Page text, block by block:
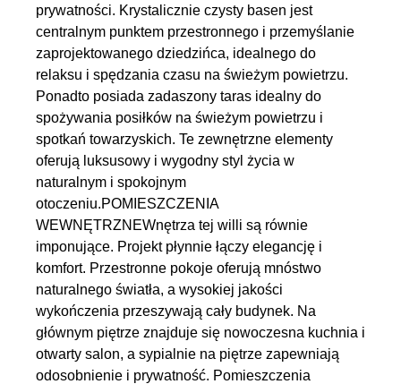
prywatności. Krystalicznie czysty basen jest
centralnym punktem przestronnego i przemyślanie
zaprojektowanego dziedzińca, idealnego do
relaksu i spędzania czasu na świeżym powietrzu.
Ponadto posiada zadaszony taras idealny do
spożywania posiłków na świeżym powietrzu i
spotkań towarzyskich. Te zewnętrzne elementy
oferują luksusowy i wygodny styl życia w
naturalnym i spokojnym
otoczeniu.POMIESZCZENIA
WEWNĘTRZNEWnętrza tej willi są równie
imponujące. Projekt płynnie łączy elegancję i
komfort. Przestronne pokoje oferują mnóstwo
naturalnego światła, a wysokiej jakości
wykończenia przeszywają cały budynek. Na
głównym piętrze znajduje się nowoczesna kuchnia i
otwarty salon, a sypialnie na piętrze zapewniają
odosobnienie i prywatność. Pomieszczenia